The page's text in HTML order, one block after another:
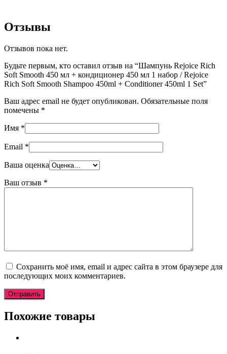
Отзывы
Отзывов пока нет.
Будьте первым, кто оставил отзыв на “Шампунь Rejoice Rich
Soft Smooth 450 мл + кондиционер 450 мл 1 набор / Rejoice
Rich Soft Smooth Shampoo 450ml + Conditioner 450ml 1 Set”
Ваш адрес email не будет опубликован. Обязательные поля
помечены *
Имя *
Email *
Ваша оценка
Ваш отзыв *
Сохранить моё имя, email и адрес сайта в этом браузере для
последующих моих комментариев.
Похожие товары